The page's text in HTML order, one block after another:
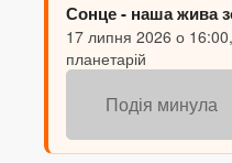
Сонце - наша жива
17 липня 2026 о
планетарій
Подія минула